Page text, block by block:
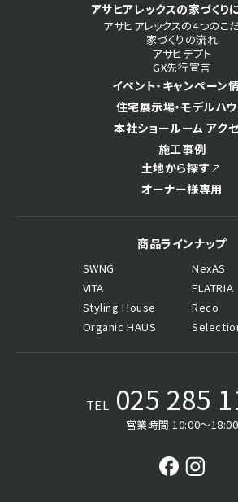
アサヒアレックスの家づくり
アサヒアレックスの4つのこ
家づくりの流れ
アサヒデプト
GX先行宣言
イベント・キャンペーン
住宅展示場・モデルハ
本社ショールーム アク
施工事例
土地から探す
オーナー様専用
商品ラインナップ
SWNG
NexAS
VITA
FLATRIA
Styling House
Reco
Organic HAUS
TEL 025 285
営業時間 10:00〜18:00